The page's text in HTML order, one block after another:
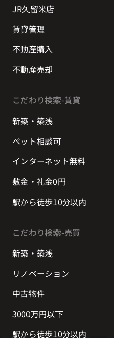
JR久留米店
賃貸管理
不動産購入
不動産売却
こだわり検索-賃貸
新築・築浅
ペット相談可
インターネット無料
敷金・礼金0円
駅から徒歩10分以内
こだわり検索-売買
新築・築浅
リノベーション
中古物件
3000万円以下
駅から徒歩10分以内